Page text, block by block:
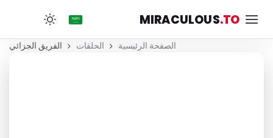
MIRACULOUS.TO
الصفحة الرئيسية الحلقات الفريق الجزائي